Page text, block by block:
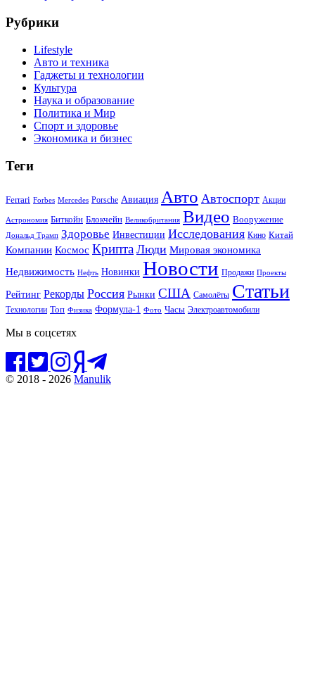
Рубрики
Lifestyle
Авто и техника
Гаджеты и технологии
Культура
Наука и образование
Политика и Мир
Спорт и здоровье
Экономика и бизнес
Теги
Ferrari Forbes Mercedes Porsche Авиация Авто Автоспорт Акции
Астрономия Биткойн Блокчейн Великобритания Видео Вооружение
Дональд Трамп Здоровье Инвестиции Исследования Кино Китай
Компании Космос Крипта Люди Мировая экономика
Недвижимость Нефть Новинки Новости Продажи Проекты
Рейтинг Рекорды Россия Рынки США Самолёты Статьи
Технологии Топ Физика Формула-1 Фото Часы Электроавтомобили
Мы в соцсетях
© 2018 - 2026 Manulik